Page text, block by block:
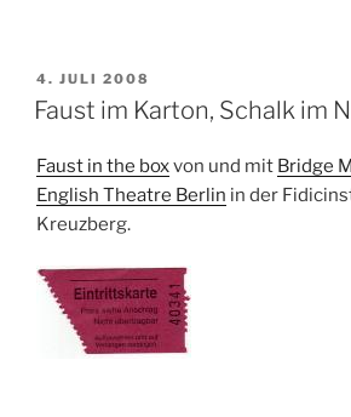
VERÖFFENTLICHT
AM
4. JULI 2008
Faust im Karton, Schalk im
Faust in the boxvon und mit Bridge
English Theatre Berlin in der
Kreuzberg.